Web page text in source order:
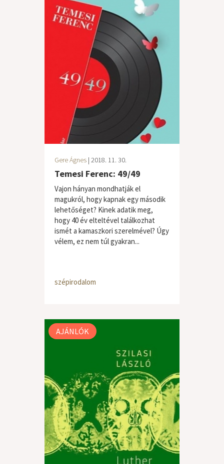
Gere Ágnes | 2018. 11. 30.
Temesi Ferenc: 49/49
Vajon hányan mondhatják el
magukról, hogy kapnak egy második
lehetőséget? Kinek adatik meg,
hogy 40 év elteltével találkozhat
ismét a kamaszkori szerelmével? Úgy
vélem, ez nem túl gyakran...
szépirodalom
AJÁNLÓK